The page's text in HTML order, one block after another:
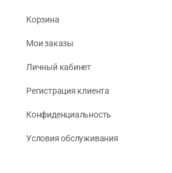
Корзина
Мои заказы
Личный кабинет
Регистрация клиента
Конфиденциальность
Условия обслуживания